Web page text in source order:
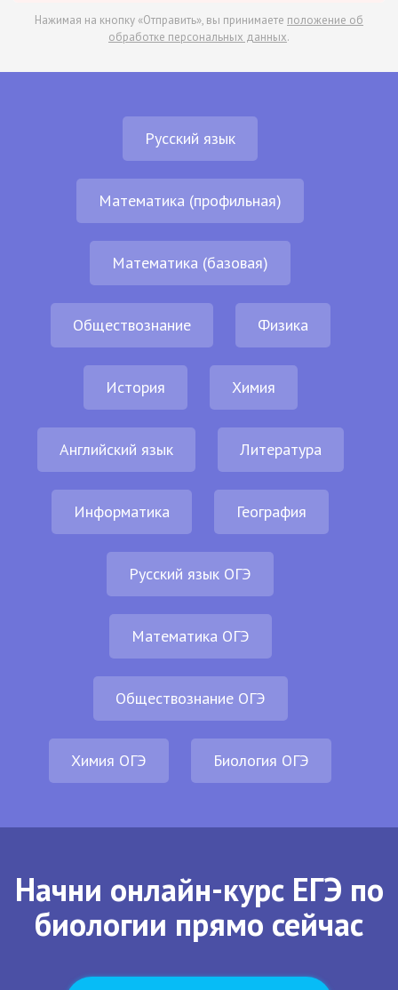
Нажимая на кнопку «Отправить», вы принимаете положение об
обработке персональных данных.
Русский язык
Математика (профильная)
Математика (базовая)
Обществознание Физика
История Химия
Английский язык Литература
Информатика География
Русский язык ОГЭ
Математика ОГЭ
Обществознание ОГЭ
Химия ОГЭ Биология ОГЭ
Начни онлайн-курс ЕГЭ по
биологии прямо сейчас